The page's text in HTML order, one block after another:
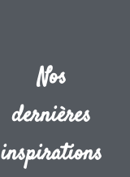
Nos
dernières
inspirations